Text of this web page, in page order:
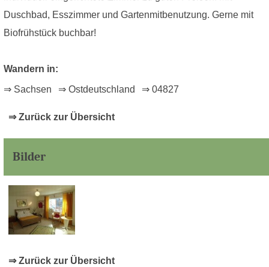
Duschbad, Esszimmer und Gartenmitbenutzung. Gerne mit
Biofrühstück buchbar!
Wandern in:
⇒ Sachsen ⇒ Ostdeutschland ⇒ 04827
⇒ Zurück zur Übersicht
Bilder
⇒ Zurück zur Übersicht